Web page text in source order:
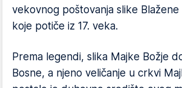
vekovnog poštovanja slike Blažene
koje potiče iz 17. veka.
Prema legendi, slika Majke Božje
Bosne, a njeno veličanje u crkvi